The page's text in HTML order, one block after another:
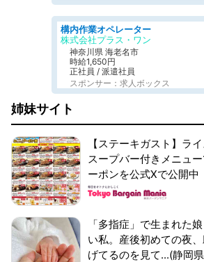
構内作業オペレーター
株式会社プラス・ワン
神奈川県 海老名市
時給1,650円
正社員 / 派遣社員
スポンサー：求人ボックス
姉妹サイト
【ステーキガスト】ラ
スープバー付きメニュ
ーポンを公式Xで公開中
「多指症」で生まれた
い私。産後初めての夜
げてるのを見て...(静岡